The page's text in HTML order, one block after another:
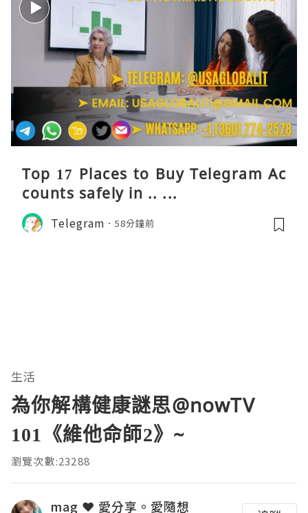
Top 17 Places to Buy Telegram Ac
counts safely in .. ...
Telegram 58分鐘前
生活
為你解構健康謎思@nowTV
101《維他命師2》~
瀏覽次數:23288
mag ❤ 愛分享。愛隨想